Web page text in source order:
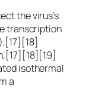
the virus’s
transcription
isothermal
a